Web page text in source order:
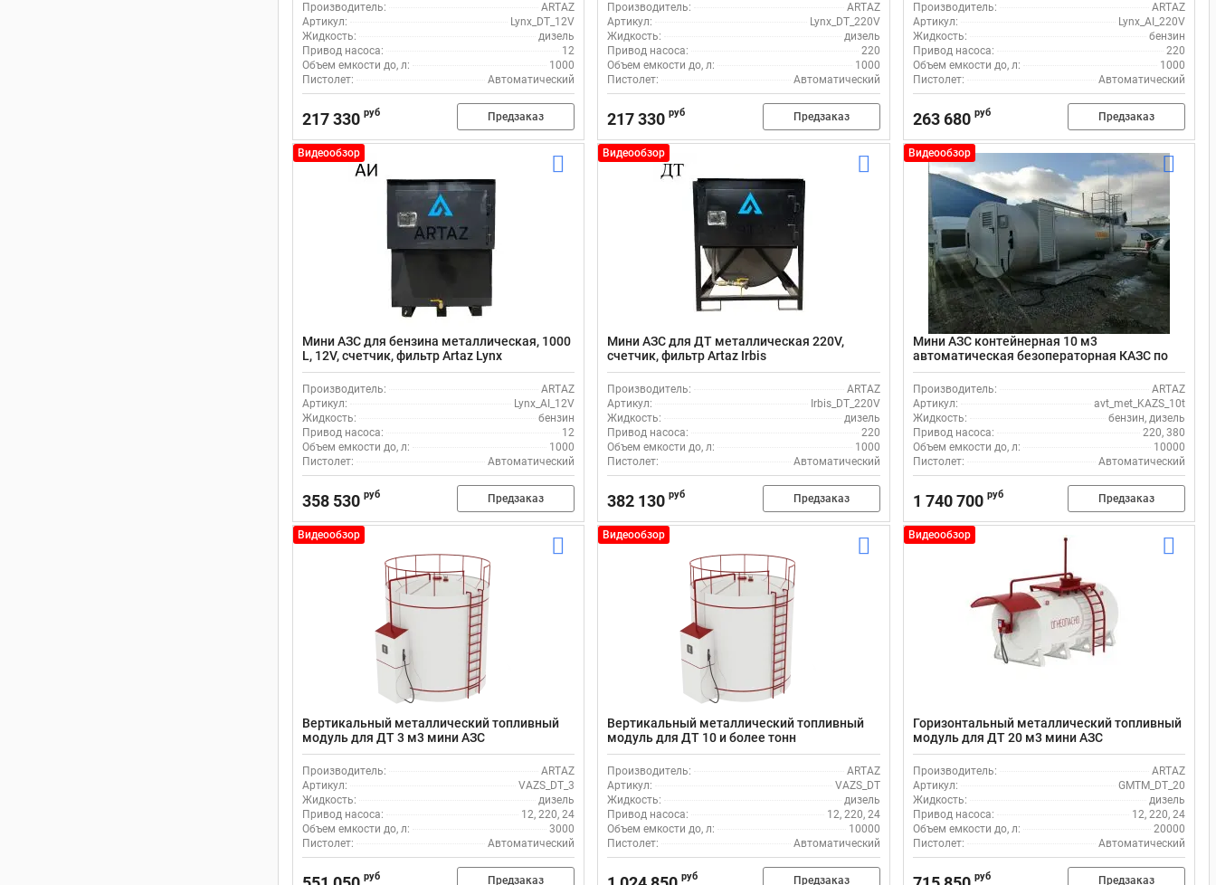
Производитель:
ARTAZ
Артикул:
Lynx_DT_12V
Жидкость:
дизель
Привод насоса:
12
Объем емкости до, л:
1000
Пистолет:
Автоматический
217 330 руб Предзаказ
Производитель:
ARTAZ
Артикул:
Lynx_DT_220V
Жидкость:
дизель
Привод насоса:
220
Объем емкости до, л:
1000
Пистолет:
Автоматический
217 330 руб Предзаказ
Производитель:
ARTAZ
Артикул:
Lynx_AI_220V
Жидкость:
бензин
Привод насоса:
220
Объем емкости до, л:
1000
Пистолет:
Автоматический
263 680 руб Предзаказ
Видеообзор
Мини АЗС для бензина металлическая, 1000
L, 12V, счетчик, фильтр Artaz Lynx
Производитель:
ARTAZ
Артикул:
Lynx_AI_12V
Жидкость:
бензин
Привод насоса:
12
Объем емкости до, л:
1000
Пистолет:
Автоматический
358 530 руб Предзаказ
Видеообзор
Мини АЗС для ДТ металлическая 220V,
счетчик, фильтр Artaz Irbis
Производитель:
ARTAZ
Артикул:
Irbis_DT_220V
Жидкость:
дизель
Привод насоса:
220
Объем емкости до, л:
1000
Пистолет:
Автоматический
382 130 руб Предзаказ
Видеообзор
Мини АЗС контейнерная 10 м3
автоматическая безоператорная КАЗС по
картам
Производитель:
ARTAZ
Артикул:
avt_met_KAZS_10t
Жидкость:
бензин, дизель
Привод насоса:
220, 380
Объем емкости до, л:
10000
Пистолет:
Автоматический
1 740 700 руб Предзаказ
Видеообзор
Вертикальный металлический топливный
модуль для ДТ 3 м3 мини АЗС
Производитель:
ARTAZ
Артикул:
VAZS_DT_3
Жидкость:
дизель
Привод насоса:
12, 220, 24
Объем емкости до, л:
3000
Пистолет:
Автоматический
руб Предзаказ
Видеообзор
Вертикальный металлический топливный
модуль для ДТ 10 и более тонн
Производитель:
ARTAZ
Артикул:
VAZS_DT
Жидкость:
дизель
Привод насоса:
12, 220, 24
Объем емкости до, л:
10000
Пистолет:
Автоматический
руб Предзаказ
Видеообзор
Горизонтальный металлический топливный
модуль для ДТ 20 м3 мини АЗС
Производитель:
ARTAZ
Артикул:
GMTM_DT_20
Жидкость:
дизель
Привод насоса:
12, 220, 24
Объем емкости до, л:
20000
Пистолет:
Автоматический
руб Предзаказ